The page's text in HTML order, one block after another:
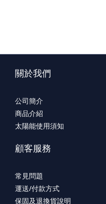
關於我們
公司簡介
商品介紹
太陽能使用須知
顧客服務
常見問題
運送/付款方式
保固及退換貨說明